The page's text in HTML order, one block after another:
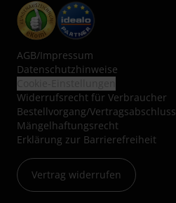
AGB/Impressum
Datenschutzhinweise
Widerrufsrecht für Verbraucher
Bestellvorgang/Vertragsabschluss
Mängelhaftungsrecht
Erklärung zur Barrierefreiheit
Vertrag widerrufen